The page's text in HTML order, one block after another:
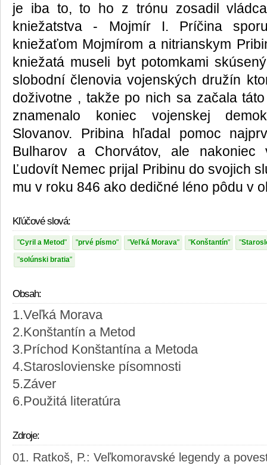
je iba to, to ho z trónu zosadil
kniežatstva - Mojmír I. Príčina
kniežaťom Mojmírom a nitrianskym
kniežatá museli byt potomkami
slobodní členovia vojenských družín
doživotne , takže po nich sa začala
znamenalo koniec vojenskej
Slovanov. Pribina hľadal pomoc
Bulharov a Chorvátov, ale nakoniec
Ľudovít Nemec prijal Pribinu do svojich
mu v roku 846 ako dedičné léno pôdu v
Kľúčové slová:
Cyril a Metod prvé písmo Veľká Morava Konštantín
solúnski bratia
Obsah:
1.Veľká Morava
2.Konštantín a Metod
3.Príchod Konštantína a Metoda
4.Staroslovienske písomnosti
5.Záver
6.Použitá literatúra
Zdroje:
Ratkoš, P.: Veľkomoravské legendy a